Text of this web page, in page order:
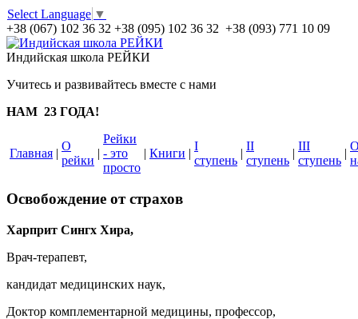
Select Language ▼
+38 (067) 102 36 32 +38 (095) 102 36 32 +38 (093) 771 10 09
Индийская школа РЕЙКИ
Учитесь и развивайтесь вместе с нами
НАМ 23 ГОДА!
Главная |
О
рейки
|
Рейки
- это
просто
| Книги |
I
ступень
|
II
ступень
|
III
ступень
|
Освобождение от страхов
Харприт Сингх Хира,
Врач-терапевт,
кандидат медицинских наук,
Доктор комплементарной медицины, профессор,